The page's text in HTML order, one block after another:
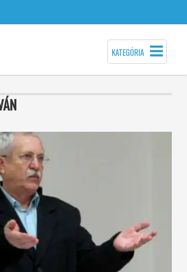
KATEGÓRIA